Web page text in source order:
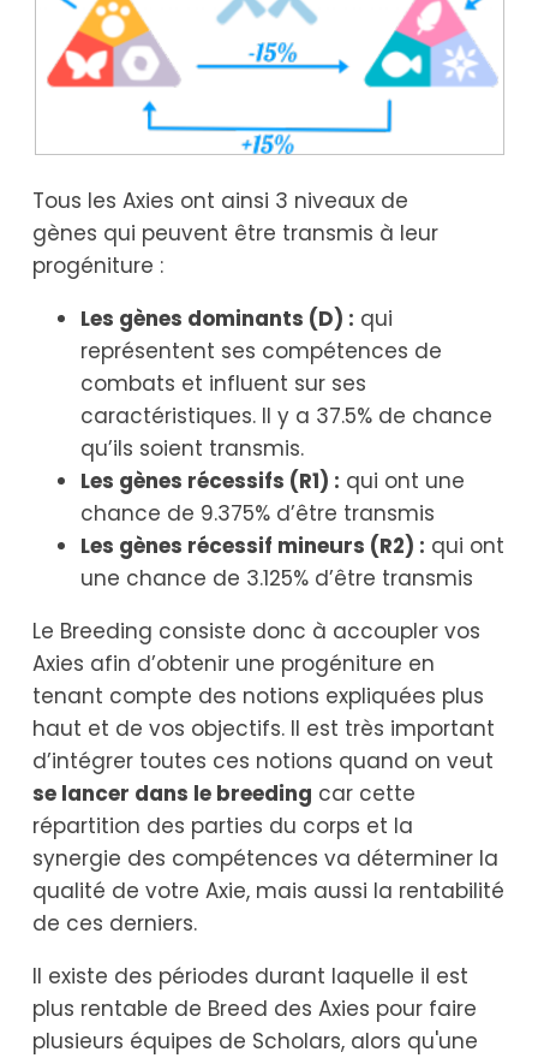
Tous les Axies ont ainsi 3 niveaux de
gènes qui peuvent être transmis à leur
progéniture :
Les gènes dominants (D) : qui
représentent ses compétences de
combats et influent sur ses
caractéristiques. Il y a 37.5% de chance
qu’ils soient transmis.
Les gènes récessifs (R1) : qui ont une
chance de 9.375% d’être transmis
Les gènes récessif mineurs (R2) : qui ont
une chance de 3.125% d’être transmis
Le Breeding consiste donc à accoupler vos
Axies afin d’obtenir une progéniture en
tenant compte des notions expliquées plus
haut et de vos objectifs. Il est très important
d’intégrer toutes ces notions quand on veut
se lancer dans le breeding car cette
répartition des parties du corps et la
synergie des compétences va déterminer la
qualité de votre Axie, mais aussi la rentabilité
de ces derniers.
Il existe des périodes durant laquelle il est
plus rentable de Breed des Axies pour faire
plusieurs équipes de Scholars, alors qu'une